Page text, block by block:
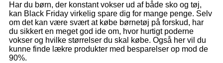
Har du børn, der konstant vokser ud af både sko og tøj,
kan Black Friday virkelig spare dig for mange penge. Selv
om det kan være svært at købe børnetøj på forskud, har
du sikkert en meget god ide om, hvor hurtigt poderne
vokser og hvilke størrelser du skal købe. Også her vil du
kunne finde lækre produkter med besparelser op mod de
90%.